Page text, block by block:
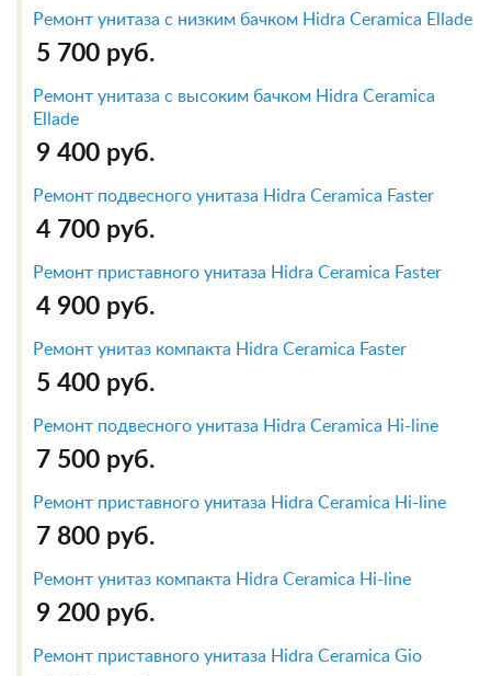
Ремонт унитаза с низким бачком Hidra Ceramica Ellade
5 700 руб.
Ремонт унитаза с высоким бачком Hidra Ceramica
Ellade
9 400 руб.
Ремонт подвесного унитаза Hidra Ceramica Faster
4 700 руб.
Ремонт приставного унитаза Hidra Ceramica Faster
4 900 руб.
Ремонт унитаз компакта Hidra Ceramica Faster
5 400 руб.
Ремонт подвесного унитаза Hidra Ceramica Hi-line
7 500 руб.
Ремонт приставного унитаза Hidra Ceramica Hi-line
7 800 руб.
Ремонт унитаз компакта Hidra Ceramica Hi-line
9 200 руб.
Ремонт приставного унитаза Hidra Ceramica Gio